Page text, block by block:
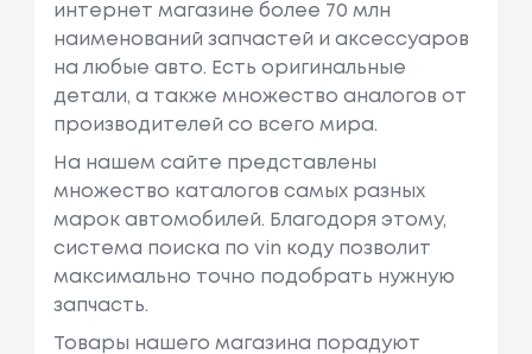
интернет магазине более 70 млн
наименований запчастей и аксессуаров
на любые авто. Есть оригинальные
детали, а также множество аналогов от
производителей со всего мира.
На нашем сайте представлены
множество каталогов самых разных
марок автомобилей. Благодоря этому,
система поиска по vin коду позволит
максимально точно подобрать нужную
запчасть.
Товары нашего магазина порадуют